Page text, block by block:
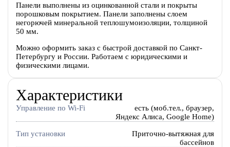
Панели выполнены из оцинкованной стали и покрыты
порошковым покрытием. Панели заполнены слоем
негорючей минеральной теплошумоизоляции, толщиной
50 мм.
Можно оформить заказ с быстрой доставкой по Санкт-
Петербургу и России. Работаем с юридическими и
физическими лицами.
Характеристики
Управление по Wi-Fi
есть (моб.тел., браузер,
Яндекс Алиса, Google Home)
Тип установки
Приточно-вытяжная для
бассейнов